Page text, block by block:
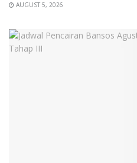
AUGUST 5, 2026